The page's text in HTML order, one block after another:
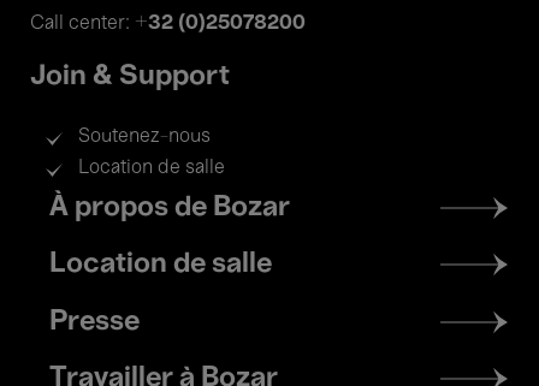
Call center: +32 (0)25078200
Join & Support
Soutenez-nous
Location de salle
Footer
menu
À propos de Bozar
Location de salle
Presse
Travailler à Bozar